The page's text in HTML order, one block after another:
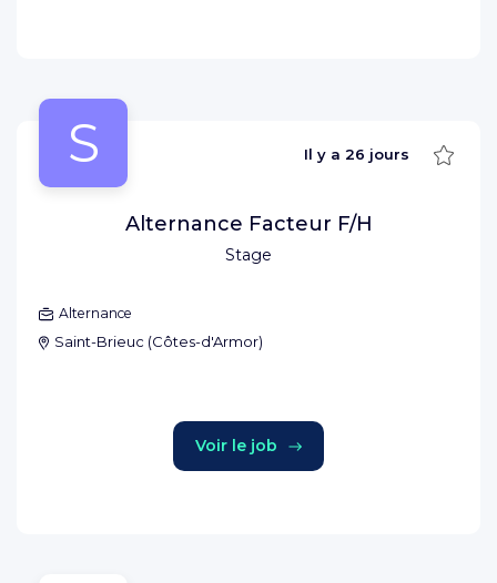
S
Stage
Il y a 26 jours
Alternance Facteur F/H
Alternance
Saint-Brieuc (Côtes-d'Armor)
Voir le job